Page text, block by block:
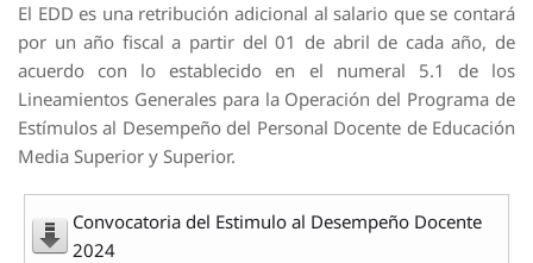
El EDD es una retribución adicional al salario que se contará
por un año fiscal a partir del 01 de abril de cada año, de
acuerdo con lo establecido en el numeral 5.1 de los
Lineamientos Generales para la Operación del Programa de
Estímulos al Desempeño del Personal Docente de Educación
Media Superior y Superior.
Convocatoria del Estimulo al Desempeño Docente
2024